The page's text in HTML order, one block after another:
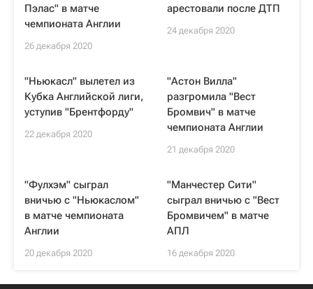
Пэлас" в матче
чемпионата Англии
26 декабря 2020
арестовали после ДТП
24 декабря 2020
"Ньюкасл" вылетел из
Кубка Английской лиги,
уступив "Брентфорду"
22 декабря 2020
"Астон Вилла"
разгромила "Вест
Бромвич" в матче
чемпионата Англии
21 декабря 2020
"Фулхэм" сыграл
вничью с "Ньюкаслом"
в матче чемпионата
Англии
20 декабря 2020
"Манчестер Сити"
сыграл вничью с "Вест
Бромвичем" в матче
АПЛ
16 декабря 2020